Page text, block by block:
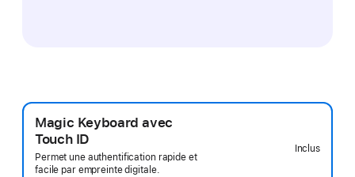
Magic Keyboard avec
Touch ID
Permet une authentification rapide et
facile par empreinte digitale.
Inclus